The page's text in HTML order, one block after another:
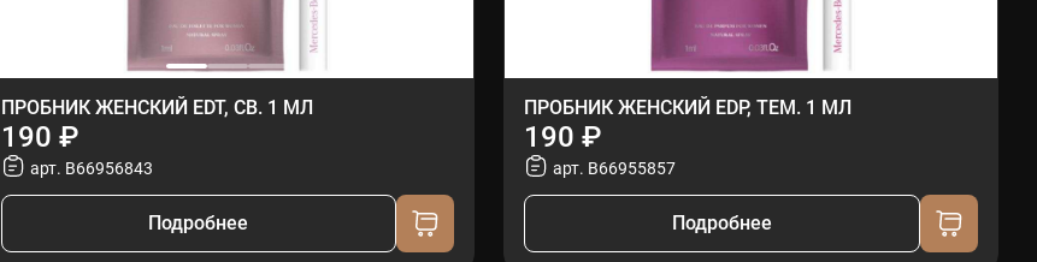
ПРОБНИК ЖЕНСКИЙ EDT, СВ. 1 МЛ
190 ₽
арт. B66956843
Подробнее
ПРОБНИК ЖЕНСКИЙ EDP, ТЕМ. 1 МЛ
190 ₽
арт. B66955857
Подробнее